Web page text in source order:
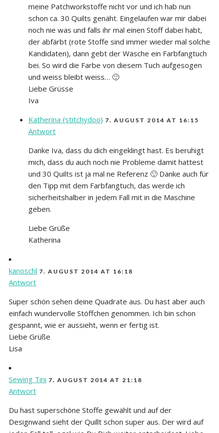
meine Patchworkstoffe nicht vor und ich hab nun
schon ca. 30 Quilts genäht. Eingelaufen war mir dabei
noch nie was und falls ihr mal einen Stoff dabei habt,
der abfärbt (rote Stoffe sind immer wieder mal solche
Kandidaten), dann gebt der Wäsche ein Farbfangtuch
bei. So wird die Farbe von diesem Tuch aufgesogen
und weiss bleibt weiss… 🙂
Liebe Grüsse
Iva
Katherina {stitchydoo} 7. AUGUST 2014 AT 16:15
Antwort
Danke Iva, dass du dich eingeklingt hast. Es beruhigt
mich, dass du auch noch nie Probleme damit hattest
und 30 Quilts ist ja mal ne Referenz 🙂 Danke auch für
den Tipp mit dem Farbfangtuch, das werde ich
sicherheitshalber in jedem Fall mit in die Maschine
geben.
Liebe Grüße
Katherina
kanoschl 7. AUGUST 2014 AT 16:18
Antwort
Super schön sehen deine Quadrate aus. Du hast aber auch
einfach wundervolle Stöffchen genommen. Ich bin schon
gespannt, wie er aussieht, wenn er fertig ist.
Liebe Grüße
Lisa
Sewing Tini 7. AUGUST 2014 AT 21:18
Antwort
Du hast superschöne Stoffe gewählt und auf der
Designwand sieht der Quillt schon super aus. Der wird auf